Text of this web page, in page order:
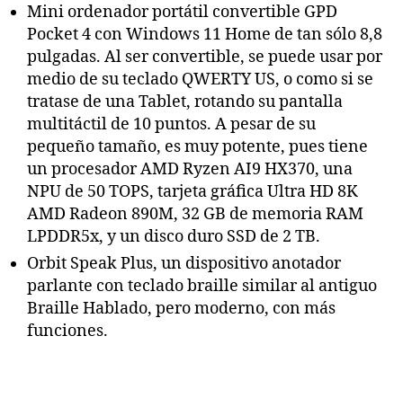
Mini ordenador portátil convertible GPD
Pocket 4 con Windows 11 Home de tan sólo 8,8
pulgadas. Al ser convertible, se puede usar por
medio de su teclado QWERTY US, o como si se
tratase de una Tablet, rotando su pantalla
multitáctil de 10 puntos. A pesar de su
pequeño tamaño, es muy potente, pues tiene
un procesador AMD Ryzen AI9 HX370, una
NPU de 50 TOPS, tarjeta gráfica Ultra HD 8K
AMD Radeon 890M, 32 GB de memoria RAM
LPDDR5x, y un disco duro SSD de 2 TB.
Orbit Speak Plus, un dispositivo anotador
parlante con teclado braille similar al antiguo
Braille Hablado, pero moderno, con más
funciones.